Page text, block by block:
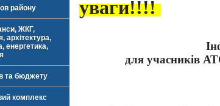
району
ЖКГ,
архітектура,
енергетика,
та бюджету
комплекс
уваги!!!!
для учасників